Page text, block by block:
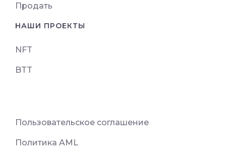
Продать
НАШИ ПРОЕКТЫ
NFT
BTT
Пользовательское соглашение
Политика AML